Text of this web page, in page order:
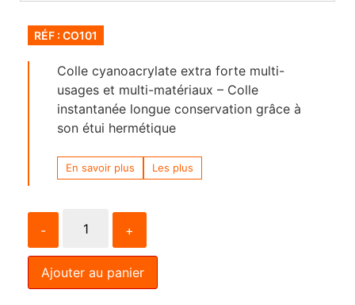
RÉF : CO101
Colle cyanoacrylate extra forte multi-
usages et multi-matériaux – Colle
instantanée longue conservation grâce à
son étui hermétique
En savoir plus Les plus
- +
Ajouter au panier